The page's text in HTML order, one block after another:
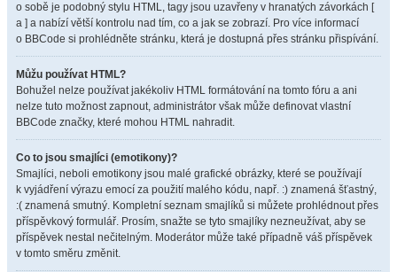
o sobě je podobný stylu HTML, tagy jsou uzavřeny v hranatých závorkách [
a ] a nabízí větší kontrolu nad tím, co a jak se zobrazí. Pro více informací
o BBCode si prohlédněte stránku, která je dostupná přes stránku přispívání.
Můžu používat HTML?
Bohužel nelze používat jakékoliv HTML formátování na tomto fóru a ani
nelze tuto možnost zapnout, administrátor však může definovat vlastní
BBCode značky, které mohou HTML nahradit.
Co to jsou smajlíci (emotikony)?
Smajlíci, neboli emotikony jsou malé grafické obrázky, které se používají
k vyjádření výrazu emocí za použití malého kódu, např. :) znamená šťastný,
:( znamená smutný. Kompletní seznam smajlíků si můžete prohlédnout přes
příspěvkový formulář. Prosím, snažte se tyto smajlíky nezneužívat, aby se
příspěvek nestal nečitelným. Moderátor může také případně váš příspěvek
v tomto směru změnit.